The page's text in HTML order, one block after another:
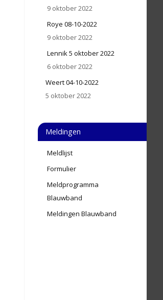
9 oktober 2022
Roye 08-10-2022
9 oktober 2022
Lennik 5 oktober 2022
6 oktober 2022
Weert 04-10-2022
5 oktober 2022
Meldingen
Meldlijst
Formulier
Meldprogramma
Blauwband
Meldingen Blauwband